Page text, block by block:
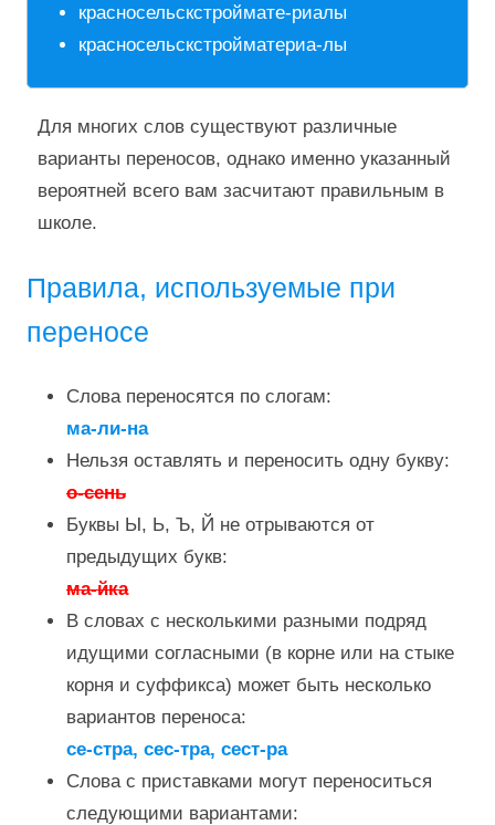
красносельскстроймате-риалы
красносельскстройматериа-лы
Для многих слов существуют различные
варианты переносов, однако именно указанный
вероятней всего вам засчитают правильным в
школе.
Правила, используемые при
переносе
Слова переносятся по слогам:
ма-ли-на
Нельзя оставлять и переносить одну букву:
о-сень
Буквы Ы, Ь, Ъ, Й не отрываются от
предыдущих букв:
ма-йка
В словах с несколькими разными подряд
идущими согласными (в корне или на стыке
корня и суффикса) может быть несколько
вариантов переноса:
се-стра, сес-тра, сест-ра
Слова с приставками могут переноситься
следующими вариантами: